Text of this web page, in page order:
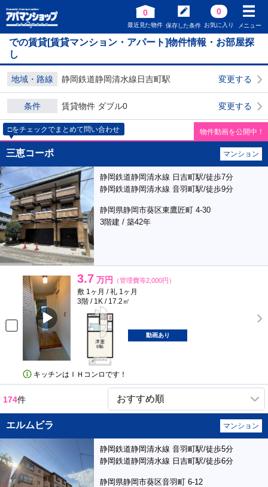
0
最近見た物件 保存した条件
0
お気に入り メニュー
での賃貸[賃貸マンション・アパート]物件情報・お部屋探
し
地域・路線 静岡鉄道静岡清水線日吉町駅 変更する
条件 賃貸物件 ダブル0 変更する
□をチェックでまとめて問い合わせ 物件動画を公開中！
三恵コーポ マンション
静岡鉄道静岡清水線 日吉町駅/徒歩7分
静岡鉄道静岡清水線 音羽町駅/徒歩9分
静岡県静岡市葵区東鷹匠町 4-30
3階建 / 築42年
3.7 万円 （管理費等2,000円）
敷 1ヶ月 / 礼 1ヶ月
3階 / 1K / 17.2㎡
動画あり
キッチンはＩＨコンロです！
174件
エルムビラ マンション
静岡鉄道静岡清水線 音羽町駅/徒歩5分
静岡鉄道静岡清水線 日吉町駅/徒歩6分
静岡県静岡市葵区音羽町 6-12